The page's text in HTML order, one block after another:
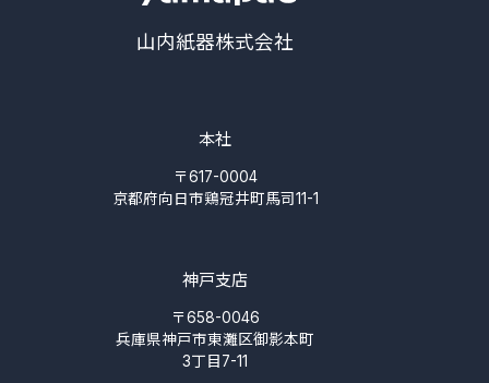
山内紙器株式会社
本社
〒617-0004
京都府向日市鶏冠井町馬司11-1
神戸支店
〒658-0046
兵庫県神戸市東灘区御影本町
3丁目7-11